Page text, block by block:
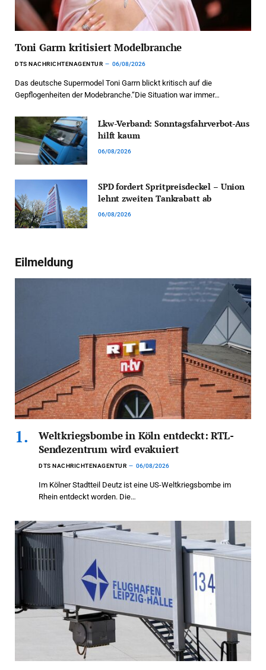
Toni Garrn kritisiert Modelbranche
DTS NACHRICHTENAGENTUR 06/08/2026
Das deutsche Supermodel Toni Garrn blickt kritisch auf die
Gepflogenheiten der Modebranche.“Die Situation war immer…
Lkw-Verband: Sonntagsfahrverbot-Aus
hilft kaum
06/08/2026
SPD fordert Spritpreisdeckel – Union
lehnt zweiten Tankrabatt ab
06/08/2026
Eilmeldung
Weltkriegsbombe in Köln entdeckt: RTL-
Sendezentrum wird evakuiert
DTS NACHRICHTENAGENTUR 06/08/2026
Im Kölner Stadtteil Deutz ist eine US-Weltkriegsbombe im
Rhein entdeckt worden. Die…